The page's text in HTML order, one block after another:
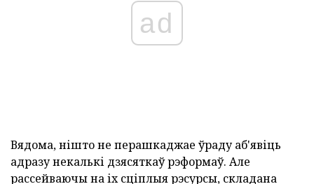
ad
Вядома, нішто не перашкаджае ўраду аб'явіць
адразу некалькі дзясяткаў рэформаў. Але
рассейваючы на іх сціплыя рэсурсы, складана